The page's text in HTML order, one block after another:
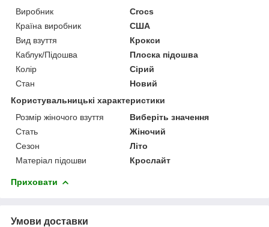
Виробник
Crocs
Країна виробник
США
Вид взуття
Крокси
Каблук/Підошва
Плоска підошва
Колір
Сірий
Стан
Новий
Користувальницькі характеристики
Розмір жіночого взуття
Виберіть значення
Стать
Жіночий
Сезон
Літо
Матеріал підошви
Крослайт
Приховати
Умови доставки